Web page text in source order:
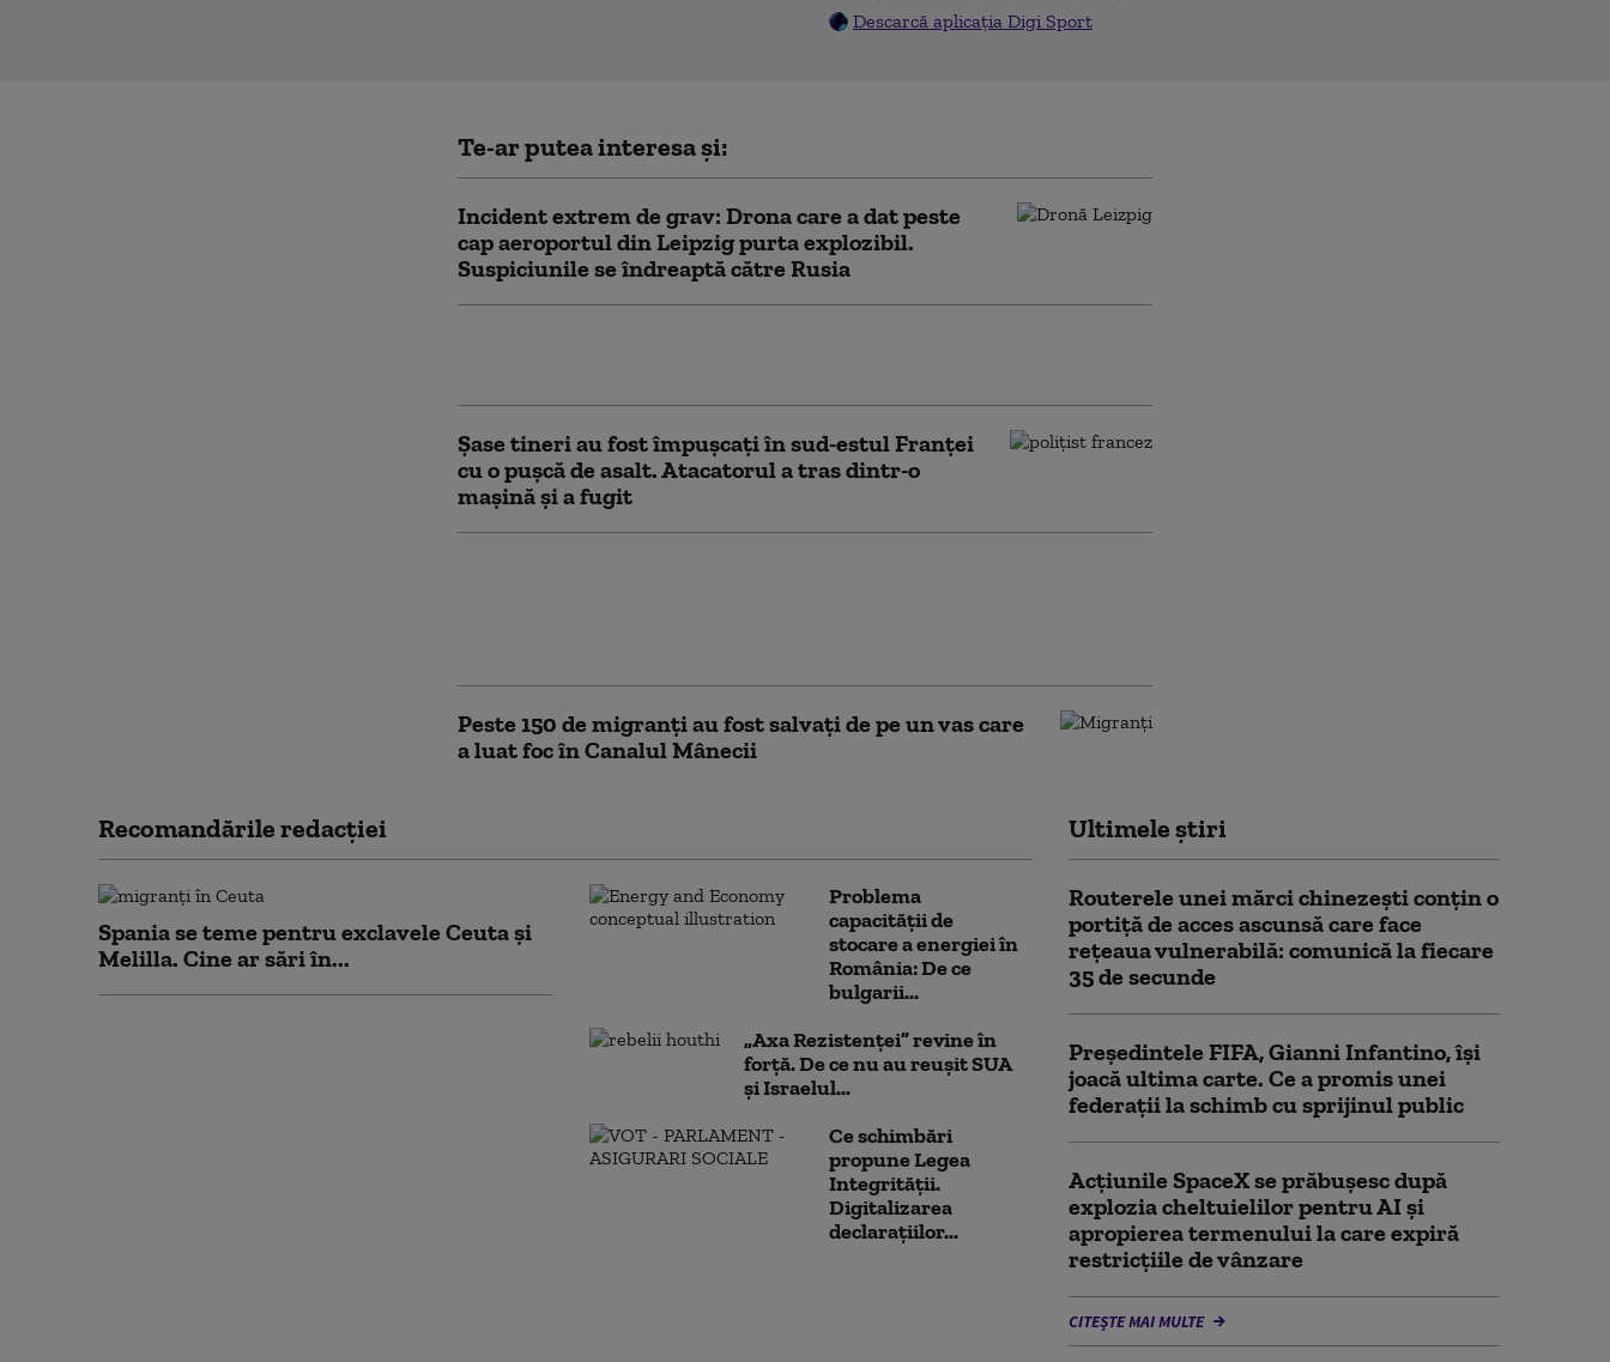
Descarcă aplicația Digi Sport
Te-ar putea interesa și:
Incident extrem de grav: Drona care a dat peste
cap aeroportul din Leipzig purta explozibil.
Suspiciunile se îndreaptă către Rusia
Şase tineri au fost împuşcați în sud-estul Franţei
cu o pușcă de asalt. Atacatorul a tras dintr-o
maşină și a fugit
Peste 150 de migranţi au fost salvați de pe un vas care
a luat foc în Canalul Mânecii
Recomandările redacţiei
Spania se teme pentru exclavele Ceuta și
Melilla. Cine ar sări în...
Problema
capacității de
stocare a energiei în
România: De ce
bulgarii...
„Axa Rezistenței” revine în
forță. De ce nu au reușit SUA
și Israelul...
Ce schimbări
propune Legea
Integrității.
Digitalizarea
declarațiilor...
Ultimele știri
Routerele unei mărci chinezești conțin o
portiță de acces ascunsă care face
rețeaua vulnerabilă: comunică la fiecare
35 de secunde
Președintele FIFA, Gianni Infantino, îşi
joacă ultima carte. Ce a promis unei
federații la schimb cu sprijinul public
Acţiunile SpaceX se prăbuşesc după
explozia cheltuielilor pentru AI şi
apropierea termenului la care expiră
restricţiile de vânzare
CITEȘTE MAI MULTE